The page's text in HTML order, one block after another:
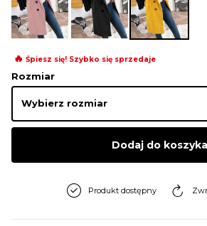
MARYNARKI
BLUZY
SWETRY
🔥 Śpiesz się! Szybko się sprzedaje
Rozmiar
Dodaj do koszyka
Produkt dostępny